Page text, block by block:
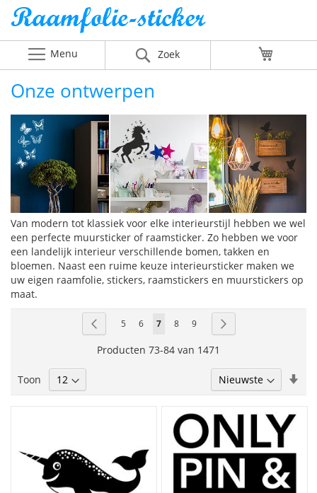
Menu Zoek
Onze ontwerpen
Van modern tot klassiek voor elke interieurstijl hebben we wel
een perfecte muursticker of raamsticker. Zo hebben we voor
een landelijk interieur verschillende bomen, takken en
bloemen. Naast een ruime keuze interieursticker maken we
uw eigen raamfolie, stickers, raamstickers en muurstickers op
maat.
Pagina
Pagina
VorigePagina
5 Pagina
6
U
lees
7 Pagina
8 Pagina
9
Producten 73-84 van 1471
Toon